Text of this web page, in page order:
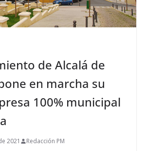
de Alcalá de
en marcha su
100% municipal
2021 Redacción PM